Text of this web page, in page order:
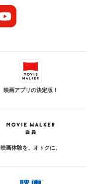
映画アプリの決定版！
映画体験を、オトクに。